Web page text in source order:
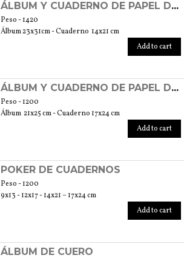
ÁLBUM Y CUADERNO DE PAPEL DE ALGODÓN
Peso - 1420
Álbum 23x31cm - Cuaderno 14x21 cm
Add to cart
ÁLBUM Y CUADERNO DE PAPEL DE ALGODÓN
Peso - 1200
Álbum 21x25 cm - Cuaderno 17x24 cm
Add to cart
POKER DE CUADERNOS
Peso - 1200
9x13 - 12x17 - 14x21 – 17x24 cm
Add to cart
ÁLBUM DE CUERO